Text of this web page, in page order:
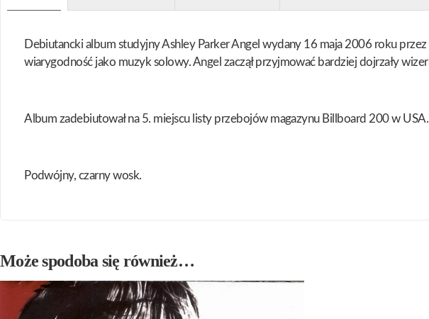
Debiutancki album studyjny Ashley Parker Angel wydany 16 maja 2006 roku
wiarygodność jako muzyk solowy. Angel zaczął przyjmować bardziej dojrzały
Album zadebiutował na 5. miejscu listy przebojów magazynu Billboard 200 w USA.
Podwójny, czarny wosk.
Może spodoba się również…